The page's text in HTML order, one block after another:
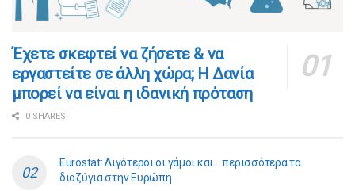
​​Έχετε σκεφτεί να ζήσετε & να
εργαστείτε σε άλλη χώρα; Η Δανία
μπορεί να είναι η ιδανική πρόταση
0 SHARES
Eurostat: Λιγότεροι οι γάμοι και… περισσότερα τα
διαζύγια στην Ευρώπη